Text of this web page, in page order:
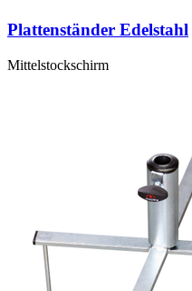
Plattenständer Edelstahl
Mittelstockschirm